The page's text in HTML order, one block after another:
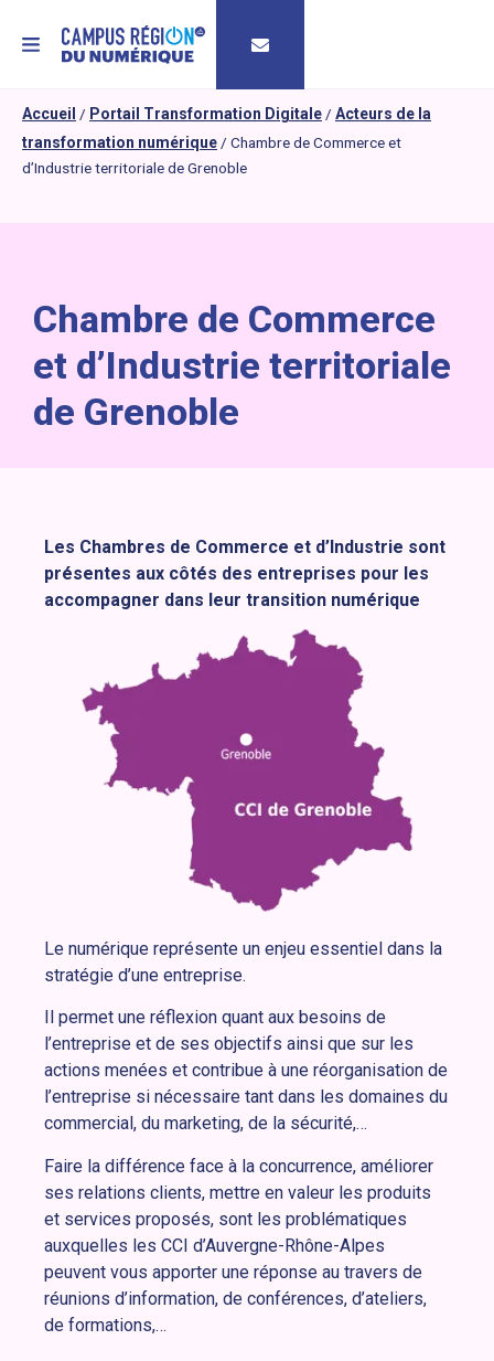
MENU
Accueil / Portail Transformation Digitale / Acteurs de la
transformation numérique / Chambre de Commerce et
d’Industrie territoriale de Grenoble
Chambre de Commerce
et d’Industrie territoriale
de Grenoble
Les Chambres de Commerce et d’Industrie sont
présentes aux côtés des entreprises pour les
accompagner dans leur transition numérique
Le numérique représente un enjeu essentiel dans la
stratégie d’une entreprise.
Il permet une réflexion quant aux besoins de
l’entreprise et de ses objectifs ainsi que sur les
actions menées et contribue à une réorganisation de
l’entreprise si nécessaire tant dans les domaines du
commercial, du marketing, de la sécurité,…
Faire la différence face à la concurrence, améliorer
ses relations clients, mettre en valeur les produits
et services proposés, sont les problématiques
auxquelles les CCI d’Auvergne-Rhône-Alpes
peuvent vous apporter une réponse au travers de
réunions d’information, de conférences, d’ateliers,
de formations,…